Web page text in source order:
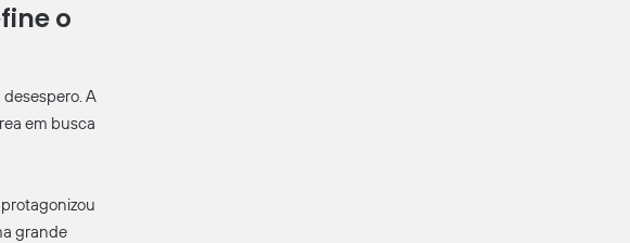
o
A
em busca
protagonizou
grande